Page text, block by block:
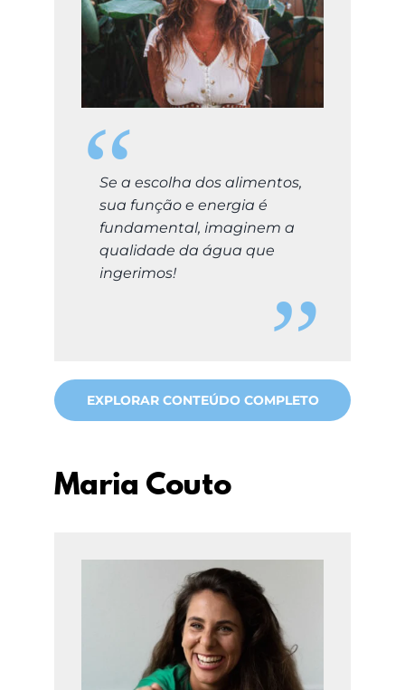
Se a escolha dos alimentos,
sua função e energia é
fundamental, imaginem a
qualidade da água que
ingerimos!
EXPLORAR CONTEÚDO COMPLETO
Maria Couto